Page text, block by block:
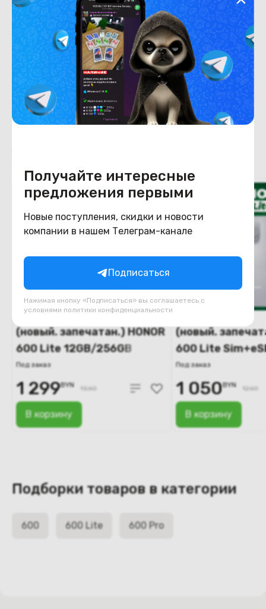
Получайте интересные
предложения первыми
Новые поступления, скидки и новости
компании в нашем Телеграм-канале
Подписаться
Нажимая кнопку «Подписаться» вы соглашаетесь с
условиями политики конфиденциальности
Емкость накопителя 256
Конструкция
Цвет черный
(новый. запечатан.) HONOR
600 Lite 12GB/256GB
международная версия
(пустынное золото)
Под заказ
В корзину
1 299BYN 1560
(новый.
600 Lite
8GB/128GB
международная
(вельветовый
Под заказ
В корзину
1 050BYN 1260
Подборки товаров в категории
600 600 Lite 600 Pro